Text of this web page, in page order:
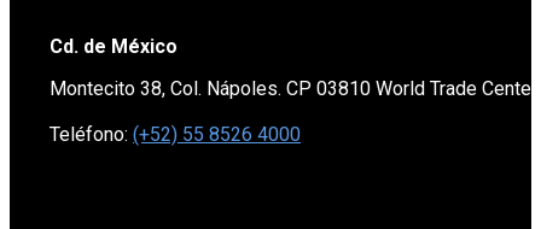
Cd. de México
Montecito 38, Col. Nápoles. CP 03810 World Trade
Teléfono: (+52) 55 8526 4000